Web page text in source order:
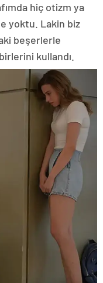
hiç otizm ya
yoktu. Lakin biz
beşerlerle
kullandı.